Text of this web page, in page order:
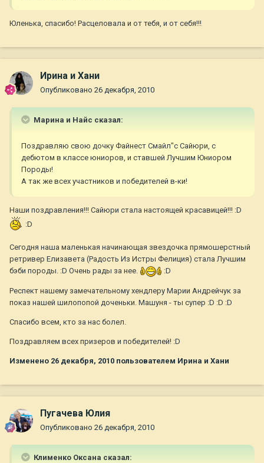
Юленька, спасибо! Расцеловала и от тебя, и от себя!!!
Ирина и Хани
Опубликовано 26 декабря, 2010
Марина и Найс сказал:
Поздравляю свою дочку Файнест Смайл"с Сайюри, с
дебютом в классе юниоров, и ставшей Лучшим Юниором
Породы!
А так же всех участников и победителей в-ки!
Наши поздравления!!! Сайюри стала настоящей красавицей!!! :D
:D
Сегодня наша маленькая начинающая звездочка прямошерстный
ретривер Елизавета (Радость Из Истры Фелиция) стала Лучшим
бэби породы. :D Очень рады за нее.
:D
Респект нашему замечательному хендлеру Марии Андрейчук за
показ нашей шилопопой доченьки. Машуня - ты супер :D :D :D
Спасибо всем, кто за нас болел.
Поздравляем всех призеров и победителей! :D
Изменено 26 декабря, 2010 пользователем Ирина и Хани
Пугачева Юлия
Опубликовано 26 декабря, 2010
Клименко Оксана сказал: